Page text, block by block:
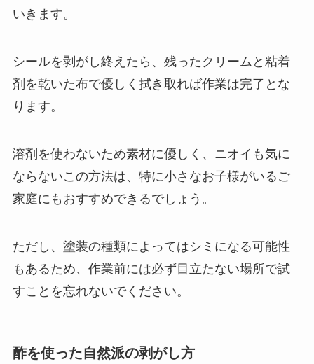
いきます。
シールを剥がし終えたら、残ったクリームと粘着
剤を乾いた布で優しく拭き取れば作業は完了とな
ります。
溶剤を使わないため素材に優しく、ニオイも気に
ならないこの方法は、特に小さなお子様がいるご
家庭にもおすすめできるでしょう。
ただし、塗装の種類によってはシミになる可能性
もあるため、作業前には必ず目立たない場所で試
すことを忘れないでください。
酢を使った自然派の剥がし方